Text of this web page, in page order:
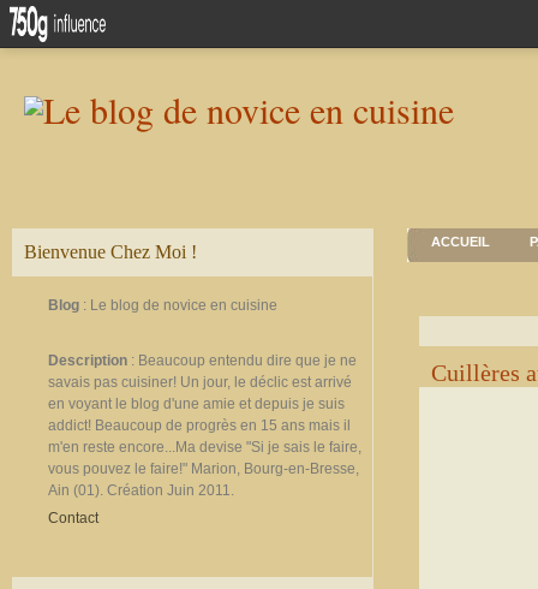
Bienvenue Chez Moi !
Blog : Le blog de novice en cuisine
Description : Beaucoup entendu dire que je ne
savais pas cuisiner! Un jour, le déclic est arrivé
en voyant le blog d'une amie et depuis je suis
addict! Beaucoup de progrès en 15 ans mais il
m'en reste encore...Ma devise "Si je sais le faire,
vous pouvez le faire!" Marion, Bourg-en-Bresse,
Ain (01). Création Juin 2011.
Contact
ACCUEIL
Cuillères